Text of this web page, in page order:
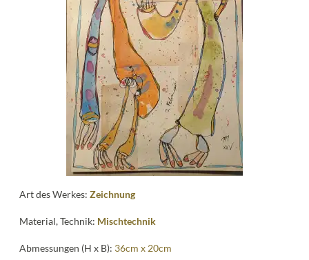
Art des Werkes:Zeichnung
Material, Technik: Mischtechnik
Abmessungen (H x B): 36cm x 20cm